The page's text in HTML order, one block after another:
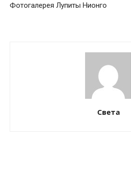
Фотогалерея Лупиты Нионго
Света